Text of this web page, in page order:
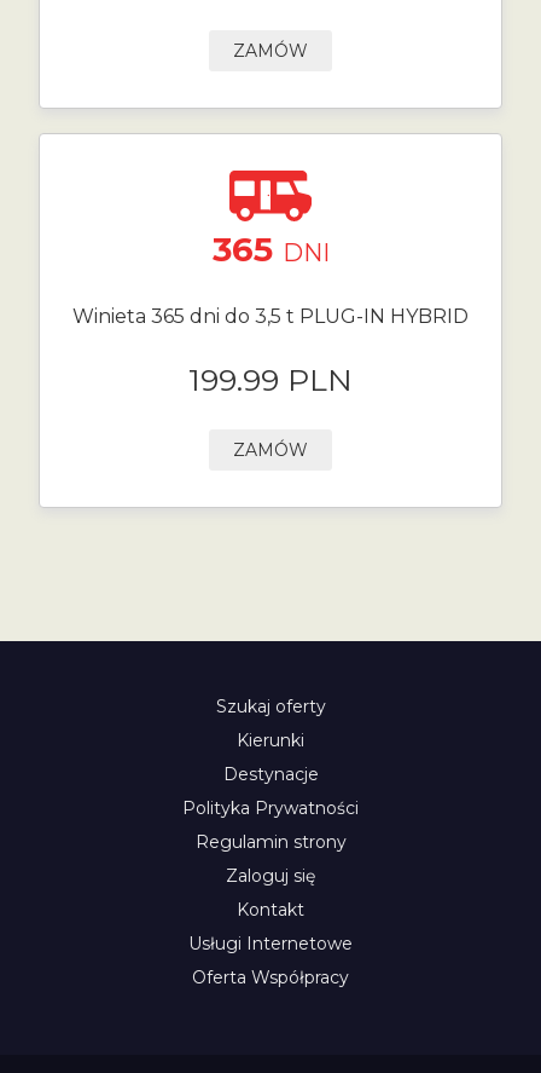
ZAMÓW
365 DNI
Winieta 365 dni do 3,5 t PLUG-IN HYBRID
199.99 PLN
ZAMÓW
Szukaj oferty
Kierunki
Destynacje
Polityka Prywatności
Regulamin strony
Zaloguj się
Kontakt
Usługi Internetowe
Oferta Współpracy